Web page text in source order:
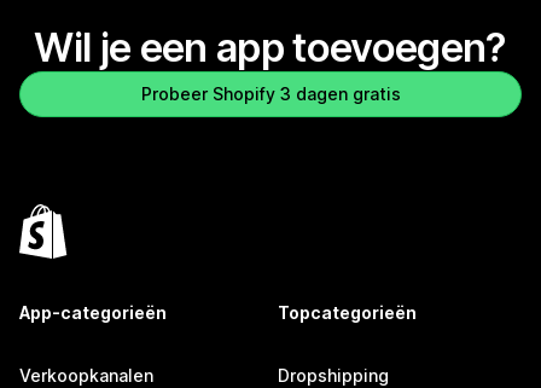
Wil je een app toevoegen?
Probeer Shopify 3 dagen gratis
App-categorieën
Verkoopkanalen
Topcategorieën
Dropshipping